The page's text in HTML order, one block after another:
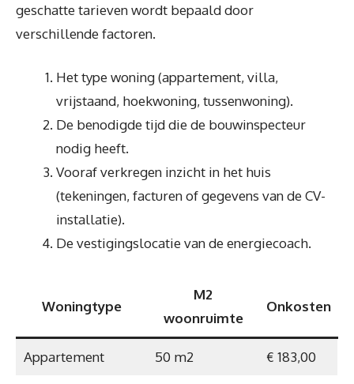
geschatte tarieven wordt bepaald door
verschillende factoren.
Het type woning (appartement, villa,
vrijstaand, hoekwoning, tussenwoning).
De benodigde tijd die de bouwinspecteur
nodig heeft.
Vooraf verkregen inzicht in het huis
(tekeningen, facturen of gegevens van de CV-
installatie).
De vestigingslocatie van de energiecoach.
Woningtype
M2
woonruimte
Onkosten
Appartement 50 m2 € 183,00